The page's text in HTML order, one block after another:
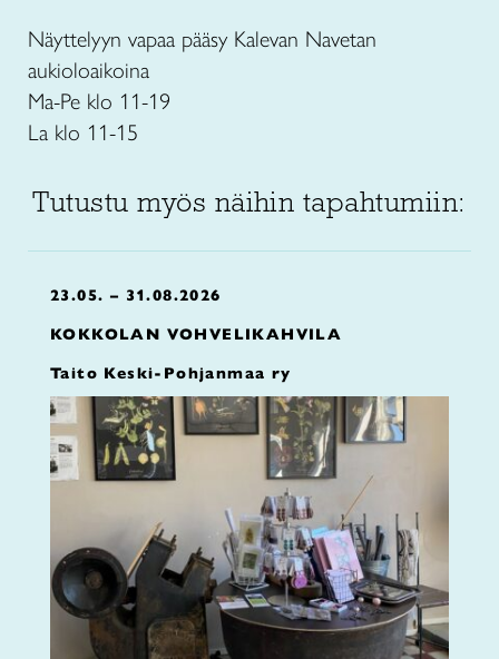
Näyttelyyn vapaa pääsy Kalevan Navetan
aukioloaikoina
Ma-Pe klo 11-19
La klo 11-15
Tutustu myös näihin tapahtumiin:
23.05. – 31.08.2026
KOKKOLAN VOHVELIKAHVILA
Taito Keski-Pohjanmaa ry